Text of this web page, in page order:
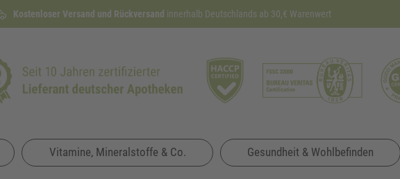
Kostenloser Versand und Rückversand innerhalb Deutschlands ab 30,€ Warenwert
Lieferzeit etwa1 bis 3 Werktage
100 TageRückgaberecht
Vitamine, Mineralstoffe & Co. Gesundheit & Wohlbefinden